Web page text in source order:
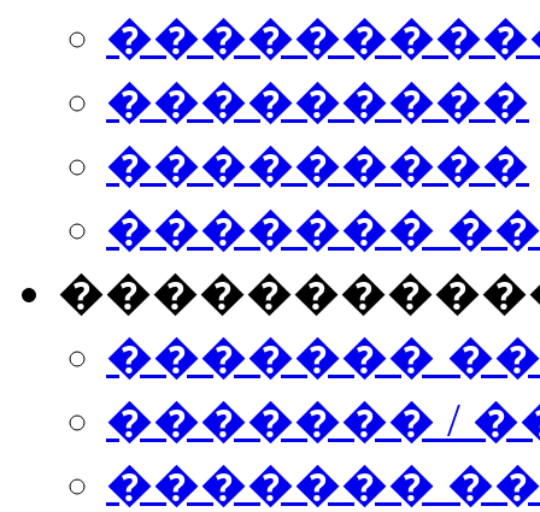
���������
���������
�������
�������
������� /
�������